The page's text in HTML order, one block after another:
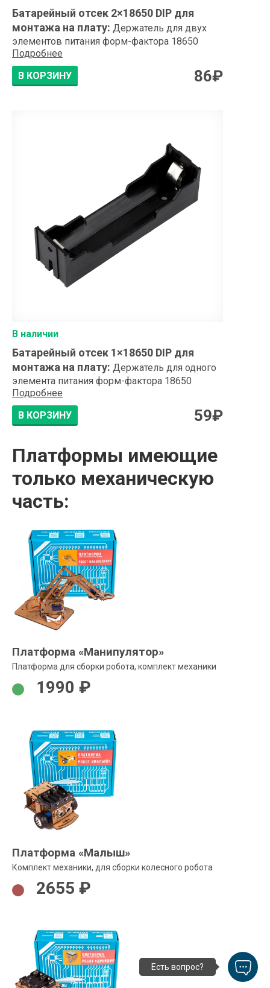
Батарейный отсек 2×18650 DIP для
монтажа на плату: Держатель для двух
элементов питания форм-фактора 18650
Подробнее
В КОРЗИНУ
86₽
В наличии
Батарейный отсек 1×18650 DIP для
монтажа на плату: Держатель для одного
элемента питания форм-фактора 18650
Подробнее
В КОРЗИНУ
59₽
Платформы имеющие
только механическую
часть:
Платформа «Манипулятор»
Платформа для сборки робота, комплект механики
1990 ₽
Платформа «Малыш»
Комплект механики, для сборки колесного робота
2655 ₽
Есть вопрос?